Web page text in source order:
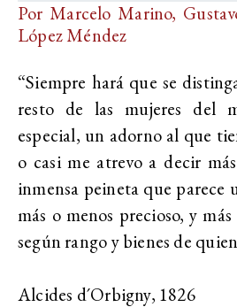
Por Marcelo Marino,
López Méndez
“Siempre hará que se
resto de las mujeres del
especial, un adorno al que
o casi me atrevo a decir
inmensa peineta que parece
más o menos precioso, y
según rango y bienes de
Alcides d´Orbigny, 1826